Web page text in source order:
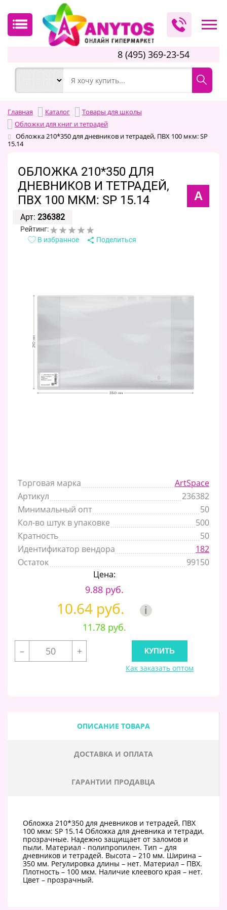
8 (495) 369-23-54
Главная Каталог
Товары для школы
Обложки для книг и тетрадей
Обложка 210*350 для дневников и тетрадей, ПВХ 100 мкм: SP
15.14
ОБЛОЖКА 210*350 ДЛЯ
ДНЕВНИКОВ И ТЕТРАДЕЙ,
ПВХ 100 МКМ: SP 15.14
A
Арт: 236382
Рейтинг:
В избранное
Поделиться
Торговая марка
ArtSpace
Артикул
236382
Минимальный опт
50
Кол-во штук в упаковке
500
Кратность
50
Идентификатор вендора
182
Остаток
99150
Цена:
9.88 руб.
10.64 руб. i
11.78 руб.
–
+
Как заказать оптом
ОПИСАНИЕ ТОВАРА
ДОСТАВКА И ОПЛАТА
ГАРАНТИИ ПРОДАВЦА
Обложка 210*350 для дневников и тетрадей, ПВХ
100 мкм: SP 15.14 Обложка для дневника и тетради,
прозрачные. Надежно защищает от заломов и
пыли. Материал - полипропилен. Тип – для
дневников и тетрадей. Высота – 210 мм. Ширина –
350 мм. Регулировка длины – нет. Материал – ПВХ.
Плотность – 100 мкм. Наличие клеевого края – нет.
Цвет – прозрачный.